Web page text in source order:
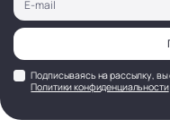
Подписываясь на рассылку,
Политики конфиденциальности